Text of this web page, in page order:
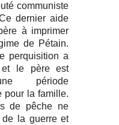
communiste
dernier aide
à imprimer
de Pétain.
perquisition a
et le père est
période
pour la famille.
de pêche ne
la guerre et